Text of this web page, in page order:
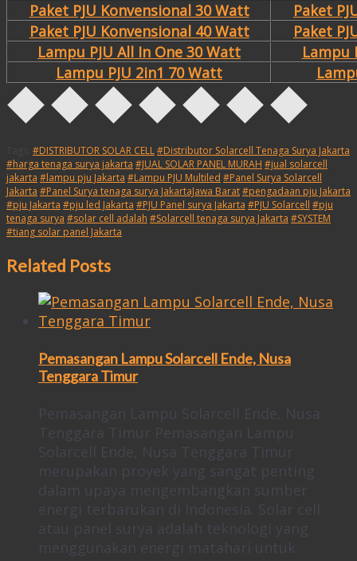
Paket PJU Konvensional 30 Watt
Paket
Paket PJU Konvensional 40 Watt
Paket
Lampu PJU All In One 30 Watt
Lampu
Lampu PJU 2in1 70 Watt
Tags: #DISTRIBUTOR SOLAR CELL#Distributor Solarcell Tenaga Surya Jakarta
#harga tenaga surya jakarta #JUAL SOLAR PANEL MURAH #jual solarcell
jakarta #lampu pju Jakarta #Lampu PJU Multiled #Panel Surya Solarcell
Jakarta #Panel Surya tenaga surya JakartaJawa Barat#pengadaan pju Jakarta
#pju Jakarta #pju led Jakarta #PJU Panel surya Jakarta #PJU Solarcell #pju
tenaga surya #solar cell adalah #Solarcell tenaga surya Jakarta #SYSTEM
#tiang solar panel Jakarta
Related Posts
Pemasangan Lampu Solarcell Ende, Nusa
Tenggara Timur
Pemasangan Lampu Solarcell Ende, Nusa
Tenggara Timur Pemasangan Lampu
Solarcell Ende, Nusa Tenggara Timur
merupakan proyek yang sangat penting
dalam upaya mengembangkan sumber
energi terbarukan di Indonesia. Solar cell
atau panel surya adalah teknologi yang
menggunakan energi matahari untuk